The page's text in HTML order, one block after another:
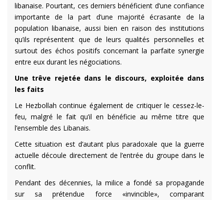
libanaise. Pourtant, ces derniers bénéficient d’une confiance
importante de la part d’une majorité écrasante de la
population libanaise, aussi bien en raison des institutions
qu’ils représentent que de leurs qualités personnelles et
surtout des échos positifs concernant la parfaite synergie
entre eux durant les négociations.
Une trêve rejetée dans le discours, exploitée dans
les faits
Le Hezbollah continue également de critiquer le cessez-le-
feu, malgré le fait qu’il en bénéficie au même titre que
l’ensemble des Libanais.
Cette situation est d’autant plus paradoxale que la guerre
actuelle découle directement de l’entrée du groupe dans le
conflit.
Pendant des décennies, la milice a fondé sa propagande
sur sa prétendue force «invincible», comparant